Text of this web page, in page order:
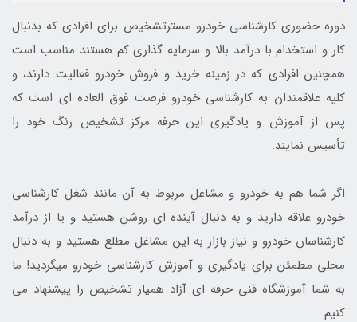
دوره حضوری کارشناسی خودرو مسترتشخیص برای افرادی که بدنبال
کار و استخدام با درآمد بالا و سرمایه گذاری کم هستند مناسب است
همچنین افرادی که در زمینه خرید و فروش خودرو فعالیت دارند، و
کلیه علاقمندان به کارشناسی خودرو فرصت فوق العاده ای است که
پس از آموزش و یادگیری این حرفه مرکز تشخیص رنگ خود را
تأسیس نمایند.
اگر شما هم به خودرو و مشاغل مربوط به آن مانند شغل کارشناسی
خودرو علاقه دارید و به دنبال آینده ای روشن هستید و یا از درآمد
کارشناسان خودرو و نیاز بازار به این مشاغل مطلع هستید و به دنبال
محلی مطمئن برای یادگیری و آموزش کارشناسی خودرو میگردید! ما
به شما آموزشگاه فنی حرفه ای آزاد همیار تشخیص را پیشنهاد می
کنیم.